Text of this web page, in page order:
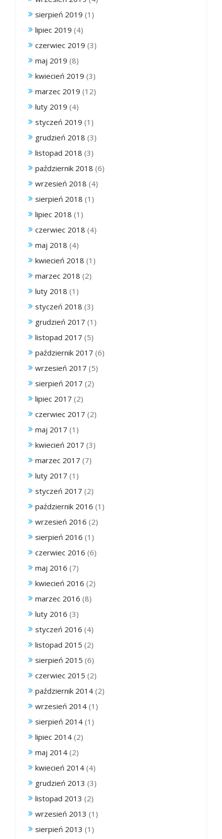
sierpień 2019 (1)
lipiec 2019 (4)
czerwiec 2019 (3)
maj 2019 (8)
kwiecień 2019 (3)
marzec 2019 (12)
luty 2019 (4)
styczeń 2019 (1)
grudzień 2018 (3)
listopad 2018 (3)
październik 2018 (6)
wrzesień 2018 (4)
sierpień 2018 (1)
lipiec 2018 (1)
czerwiec 2018 (4)
maj 2018 (4)
kwiecień 2018 (1)
marzec 2018 (2)
luty 2018 (1)
styczeń 2018 (3)
grudzień 2017 (1)
listopad 2017 (5)
październik 2017 (6)
wrzesień 2017 (5)
sierpień 2017 (2)
lipiec 2017 (2)
czerwiec 2017 (2)
maj 2017 (1)
kwiecień 2017 (3)
marzec 2017 (7)
luty 2017 (1)
styczeń 2017 (2)
październik 2016 (1)
wrzesień 2016 (2)
sierpień 2016 (1)
czerwiec 2016 (6)
maj 2016 (7)
kwiecień 2016 (2)
marzec 2016 (8)
luty 2016 (3)
styczeń 2016 (4)
listopad 2015 (2)
sierpień 2015 (6)
czerwiec 2015 (2)
październik 2014 (2)
wrzesień 2014 (1)
sierpień 2014 (1)
lipiec 2014 (2)
maj 2014 (2)
kwiecień 2014 (4)
grudzień 2013 (3)
listopad 2013 (2)
wrzesień 2013 (1)
sierpień 2013 (1)